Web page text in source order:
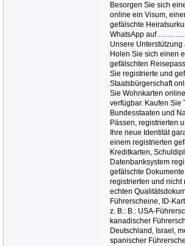
Besorgen Sie sich
online ein Visum,
gefälschte
WhatsApp auf …………
Unsere
Holen Sie sich einen
gefälschten
Sie registrierte und
Staatsbürgerschaft
Sie Wohnkarten
verfügbar. Kaufen Sie
Bundesstaaten und
Pässen, registrierten
Ihre neue Identität
einem registrierten
Kreditkarten,
Datenbanksystem
gefälschte
registrierten und nicht
echten
Führerscheine, ID-
z. B.: B.: USA-
kanadischer
Deutschland, Israel,
spanischer